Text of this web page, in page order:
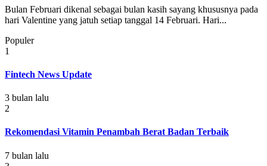
Bulan Februari dikenal sebagai bulan kasih sayang khususnya pada
hari Valentine yang jatuh setiap tanggal 14 Februari. Hari...
Populer
1
Fintech News Update
3 bulan lalu
2
Rekomendasi Vitamin Penambah Berat Badan Terbaik
7 bulan lalu